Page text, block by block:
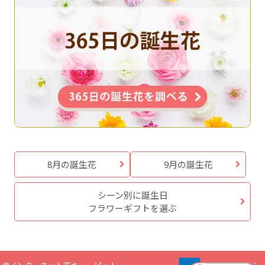
8月の誕生花 9月の誕生花
シーン別に誕生日
フラワーギフトを選ぶ